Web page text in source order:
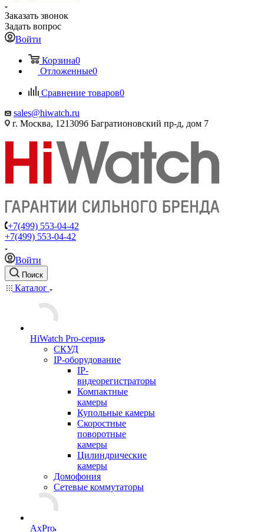
Заказать звонок
Задать вопрос
Войти
Корзина0
Отложенные0
Сравнение товаров0
sales@hiwatch.ru
г. Москва, 121309б Багратионовский пр-д, дом 7
+7(499) 553-04-42
+7(499) 553-04-42
Войти
Поиск
Каталог
HiWatch Pro-серия
CКУД
IP-оборудование
IP-
видеорегистраторы
Компактные
камеры
Купольные камеры
Скоростные
поворотные
камеры
Цилиндрические
камеры
Домофония
Сетевые коммутаторы
AxPro